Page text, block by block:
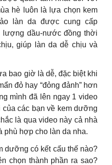
hè luôn là lựa chọn kem
làn da được cung cấp
lượng dầu-nước đồng thời
giúp làn da dễ chịu và
bao giờ là dễ, đặc biệt khi
đỏ hay “đỏng đảnh” hơn
mình đã lên ngay 1 video
các bạn về kem dưỡng
là qua video này cả nhà
phù hợp cho làn da nha.
dưỡng có kết cấu thế nào?
chọn thành phần ra sao?